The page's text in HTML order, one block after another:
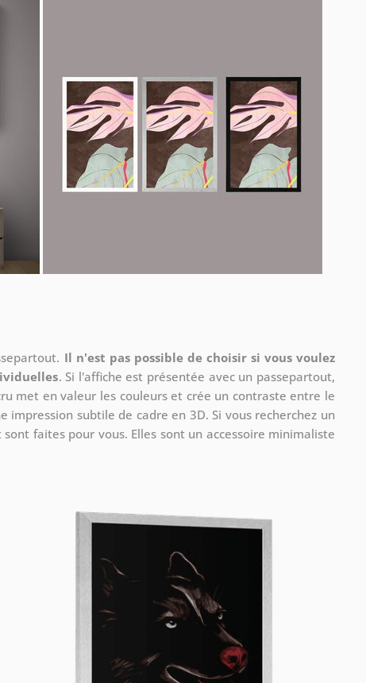
Il n'est pas possible de choisir si vous voulez
. Si l'affiche est présentée avec un passepartout,
met en valeur les couleurs et crée un contraste entre le
subtile de cadre en 3D. Si vous recherchez un
faites pour vous. Elles sont un accessoire minimaliste